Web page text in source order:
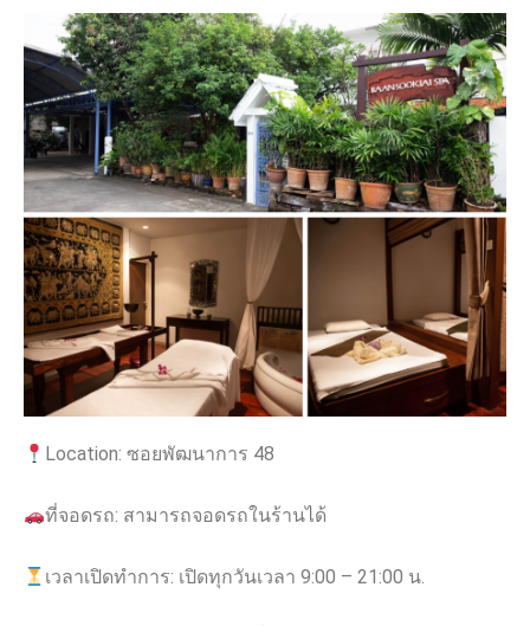
Location: ซอยพัฒนาการ 48
ที่จอดรถ: สามารถจอดรถในร้านได้
เวลาเปิดทำการ: เปิดทุกวันเวลา 9:00 – 21:00 น.